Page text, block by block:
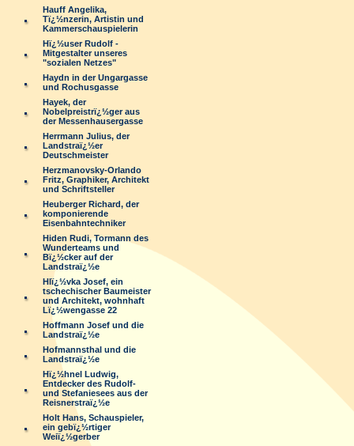
Hauff Angelika,
Tï¿½nzerin, Artistin und
Kammerschauspielerin
Hï¿½user Rudolf -
Mitgestalter unseres
"sozialen Netzes"
Haydn in der Ungargasse
und Rochusgasse
Hayek, der
Nobelpreistrï¿½ger aus
der Messenhausergasse
Herrmann Julius, der
Landstraï¿½er
Deutschmeister
Herzmanovsky-Orlando
Fritz, Graphiker, Architekt
und Schriftsteller
Heuberger Richard, der
komponierende
Eisenbahntechniker
Hiden Rudi, Tormann des
Wunderteams und
Bï¿½cker auf der
Landstraï¿½e
Hlï¿½vka Josef, ein
tschechischer Baumeister
und Architekt, wohnhaft
Lï¿½wengasse 22
Hoffmann Josef und die
Landstraï¿½e
Hofmannsthal und die
Landstraï¿½e
Hï¿½hnel Ludwig,
Entdecker des Rudolf-
und Stefaniesees aus der
Reisnerstraï¿½e
Holt Hans, Schauspieler,
ein gebï¿½rtiger
Weiï¿½gerber